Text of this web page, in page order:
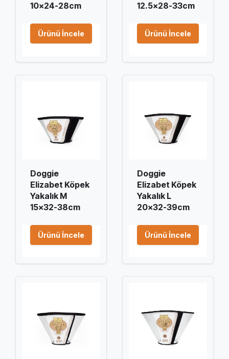
10x24-28cm
Ürünü İncele
12.5x28-33cm
Ürünü İncele
Doggie
Elizabet Köpek
Yakalık M
15x32-38cm
Ürünü İncele
Doggie
Elizabet Köpek
Yakalık L
20x32-39cm
Ürünü İncele